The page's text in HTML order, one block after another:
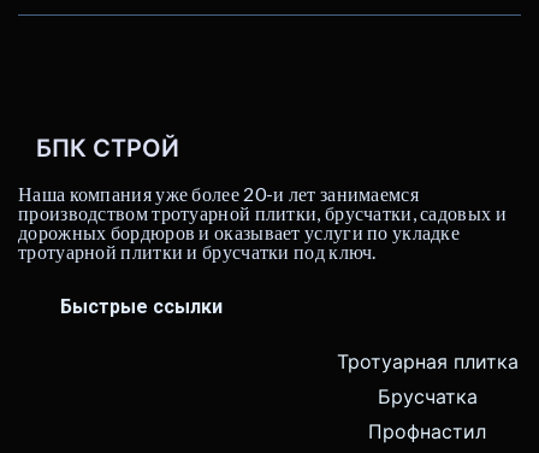
БПК СТРОЙ
Наша компания уже более 20-и лет занимаемся
производством тротуарной плитки, брусчатки, садовых и
дорожных бордюров и оказывает услуги по укладке
тротуарной плитки и брусчатки под ключ.
Быстрые ссылки
Тротуарная плитка
Брусчатка
Профнастил